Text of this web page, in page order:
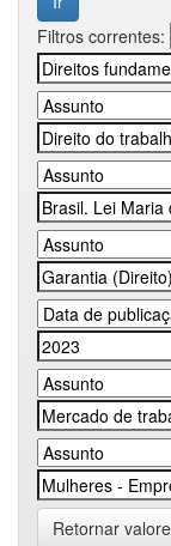
Filtros correntes:
Retornar